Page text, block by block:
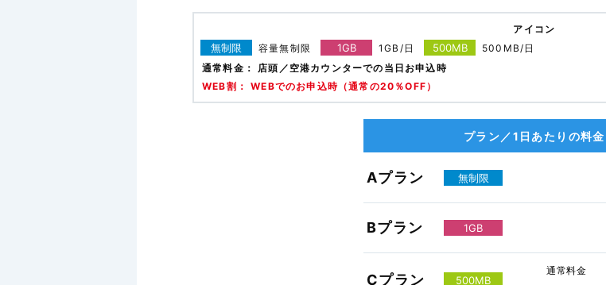
アイコン
無制限 容量無制限 1GB 1GB/日 500MB
500MB/日
通常料金：
店頭／空港カウンターでの当日お申込時
WEB割： WEBでのお申込時（通常の20％OFF）
プラン／1日あたりの料金
Aプラン 無制限
Bプラン 1GB
Cプラン 500MB
通常料金